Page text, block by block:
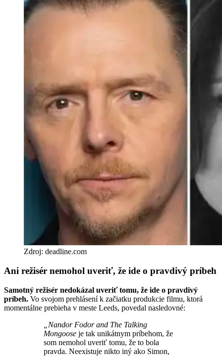
Zdroj: deadline.com
Ani režisér nemohol uveriť, že ide o pravdivý príbeh
Samotný režisér nedokázal uveriť tomu, že ide o pravdivý
príbeh. Vo svojom prehlásení k začiatku produkcie filmu, ktorá
momentálne prebieha v meste Leeds, povedal nasledovné:
„Nandor Fodor and The Talking
Mongoose je tak unikátnym príbehom, že
som nemohol uveriť tomu, že to bola
pravda. Neexistuje nikto iný ako Simon,